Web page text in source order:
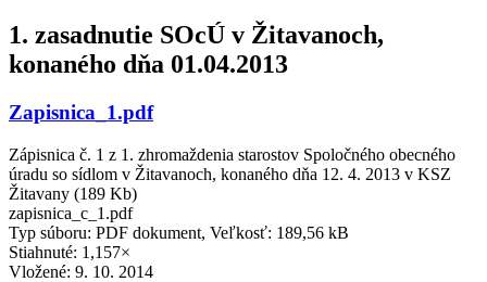
1. zasadnutie SOcÚ v Žitavanoch,
konaného dňa 01.04.2013
Zapisnica_1.pdf
Zápisnica č. 1 z 1. zhromaždenia starostov Spoločného obecného
úradu so sídlom v Žitavanoch, konaného dňa 12. 4. 2013 v KSZ
Žitavany (189 Kb)
zapisnica_c_1.pdf
Typ súboru: PDF dokument, Veľkosť: 189,56 kB
Stiahnuté: 1,157×
Vložené: 9. 10. 2014